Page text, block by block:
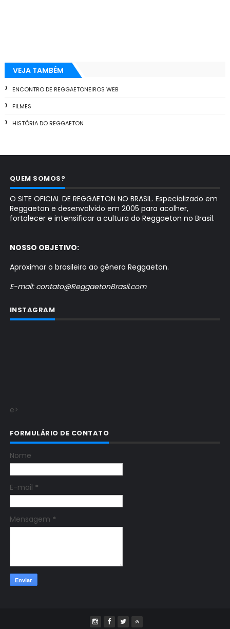
VEJA TAMBÉM
ENCONTRO DE REGGAETONEIROS WEB
FILMES
HISTÓRIA DO REGGAETON
QUEM SOMOS?
O SITE OFICIAL DE REGGAETON NO BRASIL. Especializado em
Reggaeton e desenvolvido em 2005 para acolher,
fortalecer e intensificar a cultura do Reggaeton no Brasil.
NOSSO OBJETIVO:
Aproximar o brasileiro ao gênero Reggaeton.
E-mail: contato@ReggaetonBrasil.com
INSTAGRAM
e>
FORMULÁRIO DE CONTATO
Nome
E-mail *
Mensagem *